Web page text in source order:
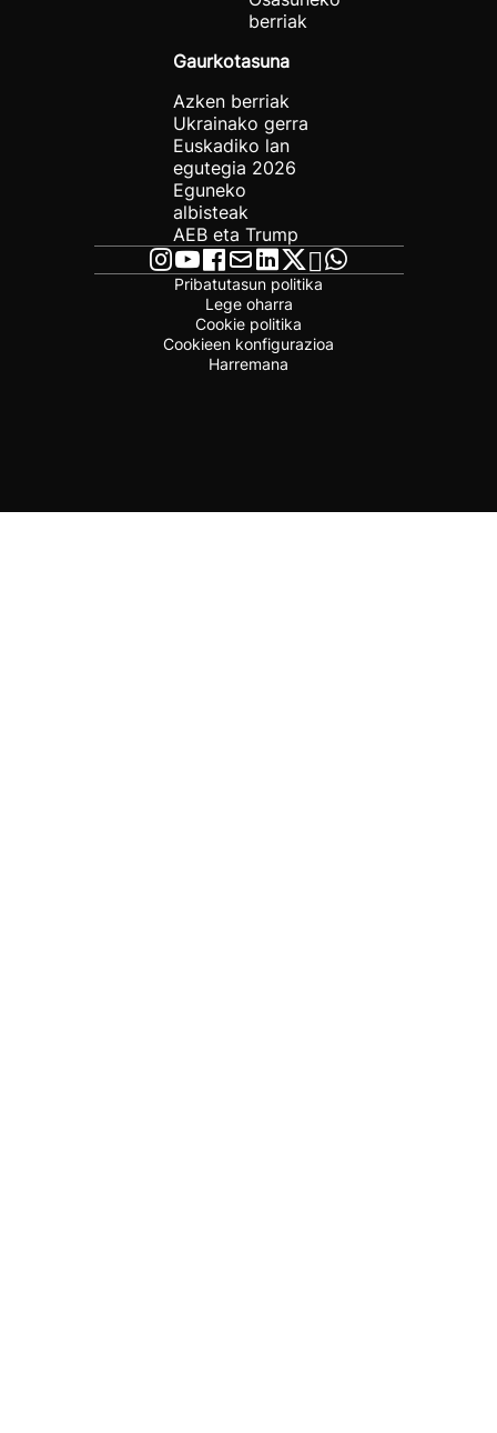
berriak
Gaurkotasuna
Azken berriak
Ukrainako gerra
Euskadiko lan
egutegia 2026
Eguneko
albisteak
AEB eta Trump
Pribatutasun politika
Lege oharra
Cookie politika
Cookieen konfigurazioa
Harremana